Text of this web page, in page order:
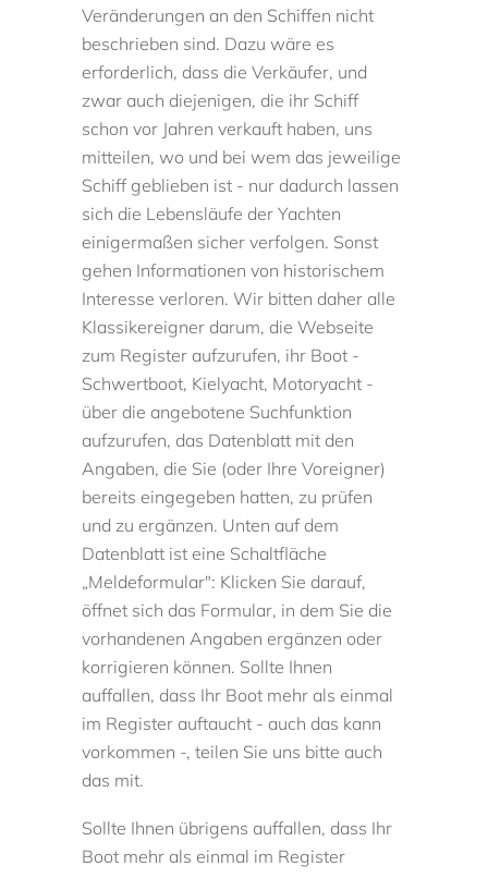
Veränderungen an den Schiffen nicht
beschrieben sind. Dazu wäre es
erforderlich, dass die Verkäufer, und
zwar auch diejenigen, die ihr Schiff
schon vor Jahren verkauft haben, uns
mitteilen, wo und bei wem das jeweilige
Schiff geblieben ist - nur dadurch lassen
sich die Lebensläufe der Yachten
einigermaßen sicher verfolgen. Sonst
gehen Informationen von historischem
Interesse verloren. Wir bitten daher alle
Klassikereigner darum, die Webseite
zum Register aufzurufen, ihr Boot -
Schwertboot, Kielyacht, Motoryacht -
über die angebotene Suchfunktion
aufzurufen, das Datenblatt mit den
Angaben, die Sie (oder Ihre Voreigner)
bereits eingegeben hatten, zu prüfen
und zu ergänzen. Unten auf dem
Datenblatt ist eine Schaltfläche
„Meldeformular": Klicken Sie darauf,
öffnet sich das Formular, in dem Sie die
vorhandenen Angaben ergänzen oder
korrigieren können. Sollte Ihnen
auffallen, dass Ihr Boot mehr als einmal
im Register auftaucht - auch das kann
vorkommen -, teilen Sie uns bitte auch
das mit.
Sollte Ihnen übrigens auffallen, dass Ihr
Boot mehr als einmal im Register